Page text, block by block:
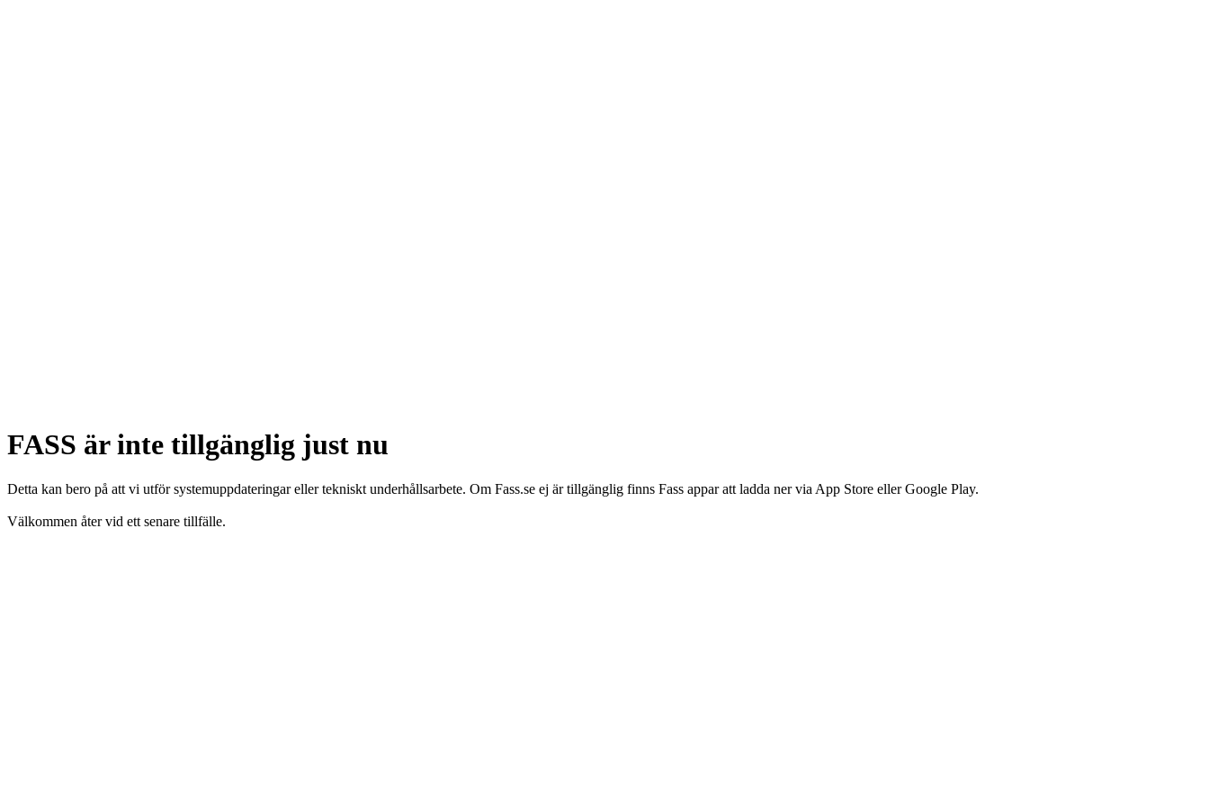
FASS är inte tillgänglig just nu
Detta kan bero på att vi utför systemuppdateringar eller tekniskt underhållsarbete. Om Fass.se ej är tillgänglig finns Fass appar att ladda ner via App Store eller Google Play.
Välkommen åter vid ett senare tillfälle.